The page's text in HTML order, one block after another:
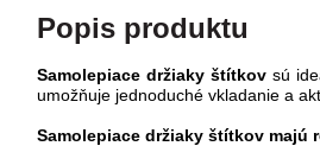
Popis produktu
Samolepiace držiaky štítkov sú
umožňuje jednoduché vkladanie a
Samolepiace držiaky štítkov majú